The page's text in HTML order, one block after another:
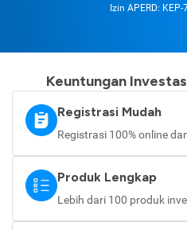
Izin APERD:
Keuntungan
Registrasi Mudah
Registrasi 100% online
Produk Lengkap
Lebih dari 100 produk